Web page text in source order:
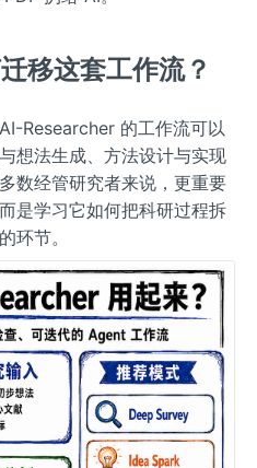
移这套工作流？
Researcher 的工作流可以
想法生成、方法设计与实现
数经管研究者来说，更重要
是学习它如何把科研过程拆
环节。